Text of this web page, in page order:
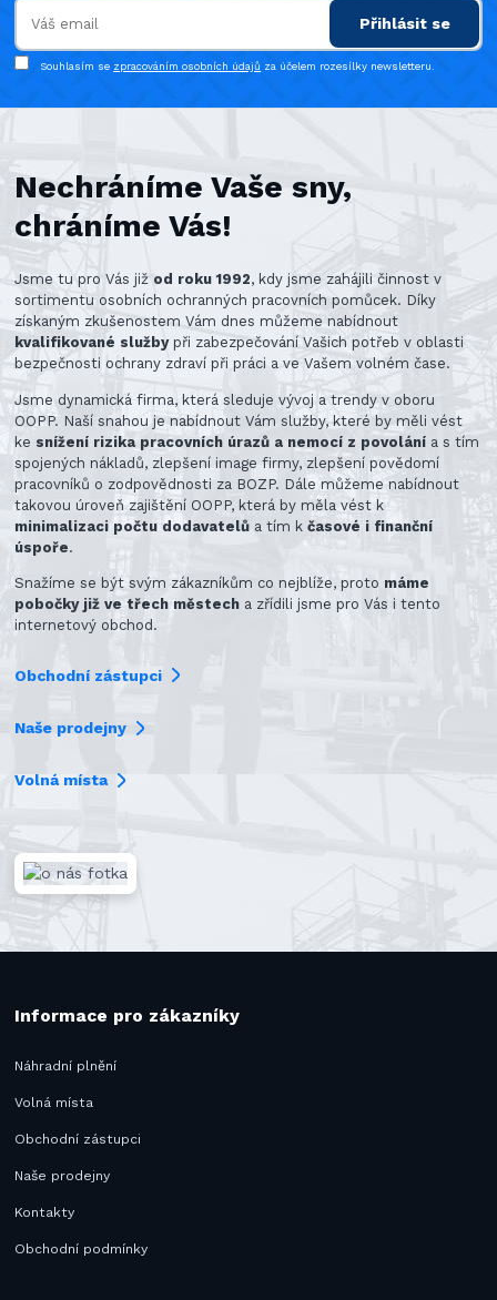
Přihlásit se
Souhlasím se zpracováním osobních údajů za účelem rozesílky newsletteru.
Nechráníme Vaše sny,
chráníme Vás!
Jsme tu pro Vás již od roku 1992, kdy jsme zahájili činnost v
sortimentu osobních ochranných pracovních pomůcek. Díky
získaným zkušenostem Vám dnes můžeme nabídnout
kvalifikované službypři zabezpečování Vašich potřeb v oblasti
bezpečnosti ochrany zdraví při práci a ve Vašem volném čase.
Jsme dynamická firma, která sleduje vývoj a trendy v oboru
OOPP. Naší snahou je nabídnout Vám služby, které by měli vést
ke snížení rizika pracovních úrazů a nemocí z povolání a s tím
spojených nákladů, zlepšení image firmy, zlepšení povědomí
pracovníků o zodpovědnosti za BOZP. Dále můžeme nabídnout
takovou úroveň zajištění OOPP, která by měla vést k
minimalizaci počtu dodavatelů a tím kčasové i finanční
úspoře.
Snažíme se být svým zákazníkům co nejblíže, proto máme
pobočky již ve třech městech a zřídili jsme pro Vás i tento
internetový obchod.
Obchodní zástupci
Naše prodejny
Volná místa
Informace pro zákazníky
Náhradní plnění
Volná místa
Obchodní zástupci
Naše prodejny
Kontakty
Obchodní podmínky